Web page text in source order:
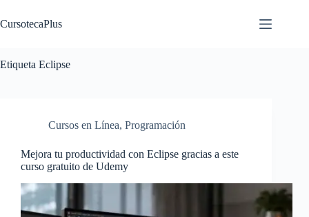
al
contenido
CursotecaPlus
Etiqueta Eclipse
Cursos en Línea, Programación
Mejora tu productividad con Eclipse gracias a este
curso gratuito de Udemy